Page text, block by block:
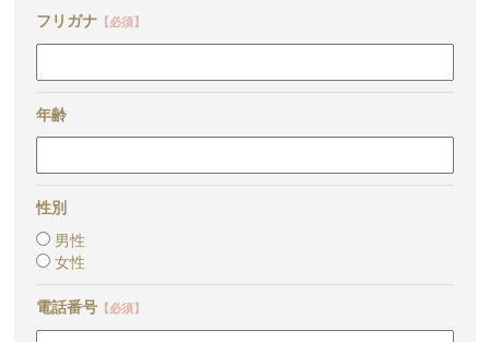
フリガナ 【必須】
年齢
性別
男性
女性
電話番号 【必須】